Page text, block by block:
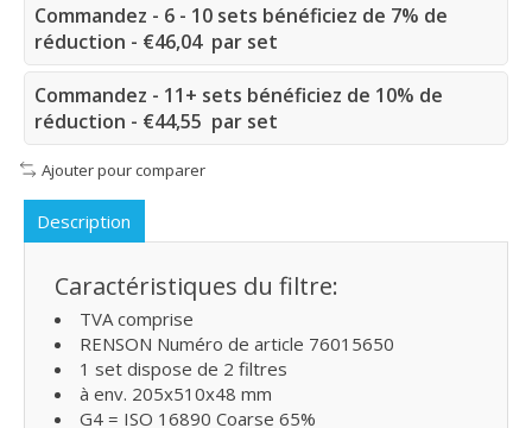
Commandez - 6 - 10 sets bénéficiez de 7% de
réduction - €46,04 par set
Commandez - 11+ sets bénéficiez de 10% de
réduction - €44,55 par set
Ajouter pour comparer
Description
Caractéristiques du filtre:
TVA comprise
RENSON Numéro de article 76015650
1 set dispose de 2 filtres
à env. 205x510x48 mm
G4 = ISO 16890 Coarse 65%